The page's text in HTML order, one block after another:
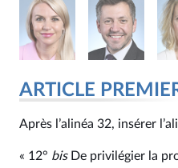
ARTICLE
Après l’alinéa 32, insérer
« 12° bisDe privilégier la